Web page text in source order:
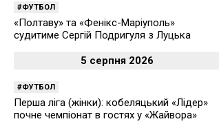
ФУТБОЛ
«Полтаву» та «Фенікс-Маріуполь»
судитиме Сергій Подригуля з Луцька
5 серпня 2026
ФУТБОЛ
Перша ліга (жінки): кобеляцький «Лідер»
почне чемпіонат в гостях у «Жайвора»